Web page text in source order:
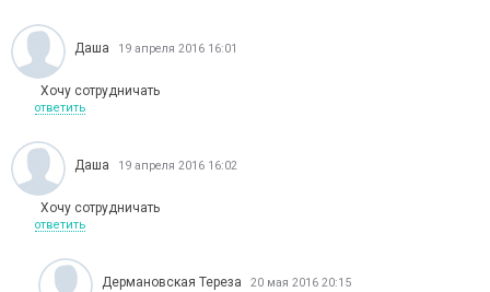
Даша 19 апреля 2016 16:01
Хочу сотрудничать
ответить
Даша 19 апреля 2016 16:02
Хочу сотрудничать
ответить
Дермановская Тереза 20 мая 2016 20:15